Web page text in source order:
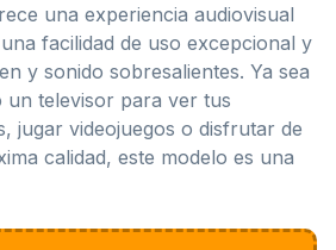
una experiencia audiovisual
facilidad de uso excepcional y
y sonido sobresalientes. Ya sea
un televisor para ver tus
jugar videojuegos o disfrutar de
calidad, este modelo es una